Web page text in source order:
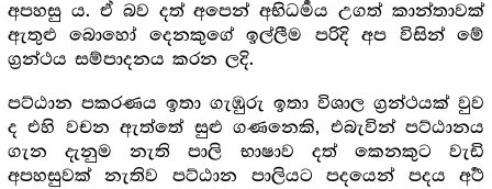
අපහසු ය. ඒ බව දත් අපෙන් අභිධර්‍මය උගත් කාන්තාවක්
ඇතුළු බොහෝ දෙනකුගේ ඉල්ලීම පරිදි අප විසින් මේ
ග්‍රන්ථය සම්පාදනය කරන ලදි.
පට්ඨාන පකරණය ඉතා ගැඹුරු ඉතා විශාල ග්‍රන්ථයක් වුව
ද එහි වචන ඇත්තේ සුළු ගණනෙකි, එබැවින් පට්ඨානය
ගැන දැනුම නැති පාලි භාෂාව දත් කෙනකුට වැඩි
අපහසුවක් නැතිව පට්ඨාන පාලියට පදයෙන් පදය අර්‍ථ